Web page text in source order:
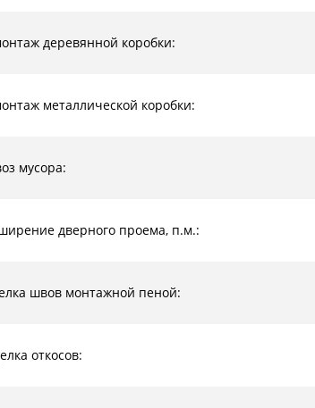
деревянной коробки:
металлической коробки:
мусора:
дверного проема, п.м.:
швов монтажной пеной:
откосов: